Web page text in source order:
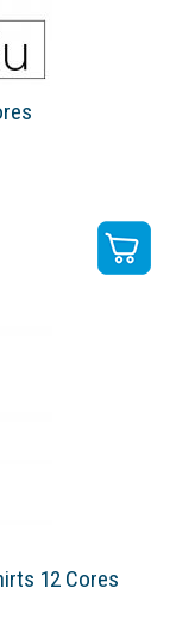
12 Cores